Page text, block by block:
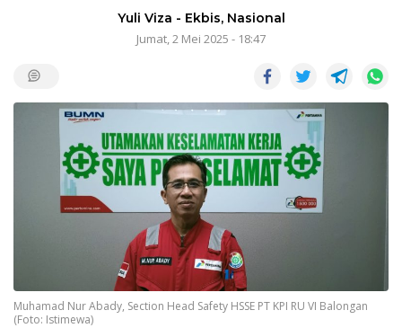
Yuli Viza - Ekbis, Nasional
Jumat, 2 Mei 2025 - 18:47
Muhamad Nur Abady, Section Head Safety HSSE PT KPI RU VI Balongan
(Foto: Istimewa)